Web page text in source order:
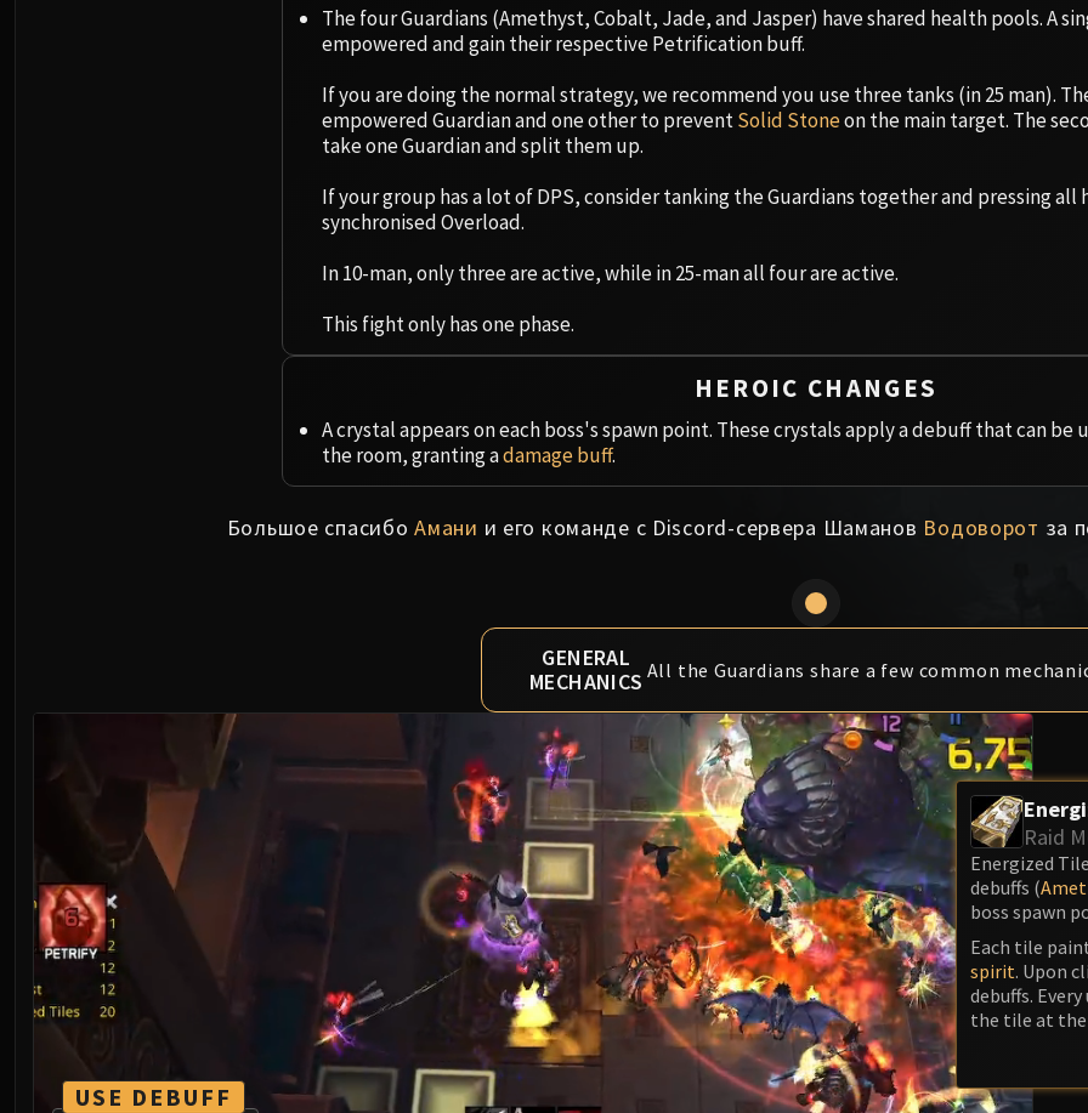
Trial of
The four Guardians (Amethyst, Cobalt, Jade, and Jasper) have shared health pools. A
empowered and gain their respective Petrification buff.
If you are doing the normal strategy, we recommend you use three tanks (in 25 man).
empowered Guardian and one other to preventSolid Stoneon the main target. The
take one Guardian and split them up.
If your group has a lot of DPS, consider tanking the Guardians together and pressing all
synchronised Overload.
In 10-man, only three are active, while in 25-man all four are active.
This fight only has one phase.
HEROIC CHANGES
A crystal appears on each boss's spawn point. These crystals apply a debuff that can
the room, granting adamage buff.
Большое спасибоАмани и его команде с Discord-сервера Шаманов Водоворот за
GENERAL
MECHANICS All the Guardians share a few common
USE DEBUFF
Raid
Energized
debuffs (
boss spawn
Each tile
spirit. Upon
debuffs.
the tile at the